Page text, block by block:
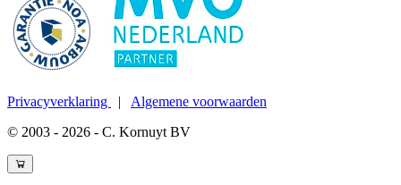
Privacyverklaring | Algemene voorwaarden
© 2003 - 2026 - C. Kornuyt BV